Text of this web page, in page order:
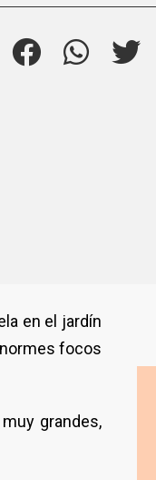
en el jardín
focos
grandes,